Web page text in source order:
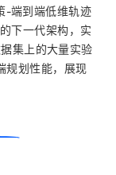
-端到端低维轨迹
下一代架构，实
集上的大量实验
规划性能，展现